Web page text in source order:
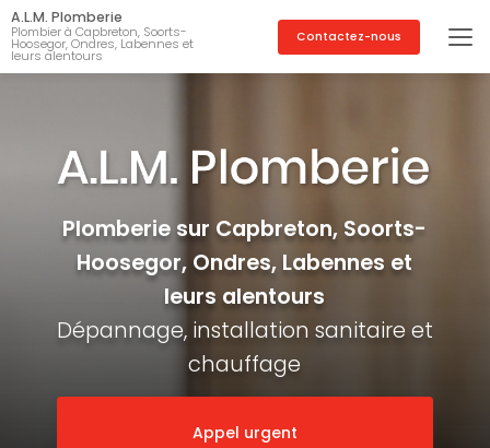
Aller
au
contenu
principal
A.L.M. Plomberie
Plombier à Capbreton, Soorts-
Hoosegor, Ondres, Labennes et
leurs alentours
Contactez-nous
Plomberie sur Capbreton, Soorts-
Hoosegor, Ondres, Labennes et
leurs alentours
Dépannage, installation sanitaire et
chauffage
Appel urgent